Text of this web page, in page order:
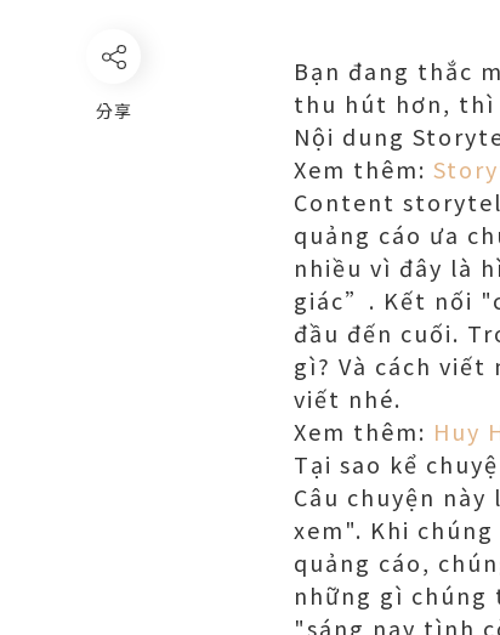
分享
Bạn đang thắc
thu hút hơn, thì
Nội dung
Xem thêm:
Content
quảng cáo ưa
nhiều vì đây là
giác”. Kết nối
đầu đến cuối.
gì? Và cách
viết nhé.
Xem thêm: Huy
Tại sao kể
Câu chuyện
xem". Khi
quảng cáo,
những gì chúng
"sáng nay tình